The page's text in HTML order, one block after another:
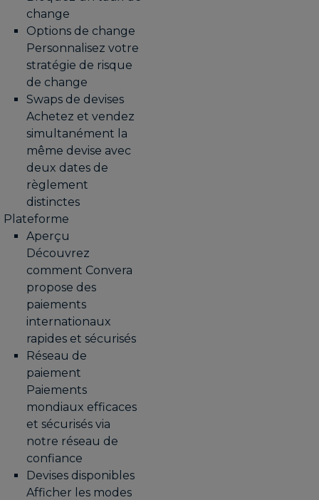
change
Options de change
Personnalisez votre
stratégie de risque
de change
Swaps de devises
Achetez et vendez
simultanément la
même devise avec
deux dates de
règlement
distinctes
Plateforme
Aperçu
Découvrez
comment Convera
propose des
paiements
internationaux
rapides et sécurisés
Réseau de
paiement
Paiements
mondiaux efficaces
et sécurisés via
notre réseau de
confiance
Devises disponibles
Afficher les modes